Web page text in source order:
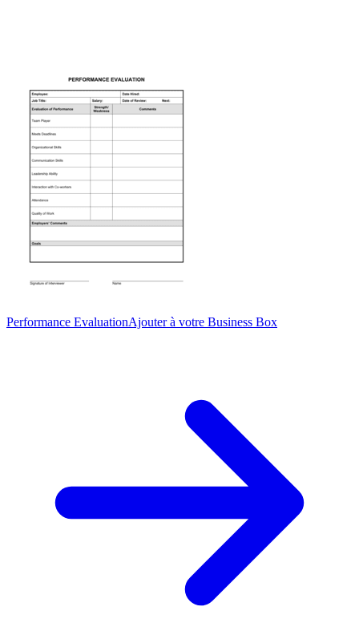
Performance EvaluationAjouter à votre Business Box